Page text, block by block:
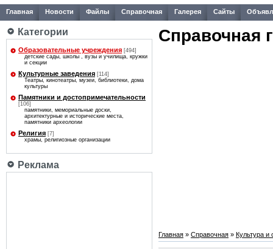
Главная Новости Файлы Справочная Галерея Сайты
Категории
Образовательные учреждения [494]
детские сады, школы , вузы и училища, кружки
и секции
Культурные заведения [114]
Театры, кинотеатры, музеи, библиотеки, дома
культуры
Памятники и достопримечательности
[106]
памятники, мемориальные доски,
архитектурные и исторические места,
памятники археологии
Религия [7]
храмы, религиозные организации
Реклама
Справочная
Главная » Справочная » Культура и